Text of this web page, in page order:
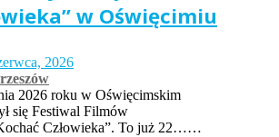
w Oświęcimiu
2026
2026 roku w Oświęcimskim
się Festiwal Filmów
Człowieka”. To już 22……